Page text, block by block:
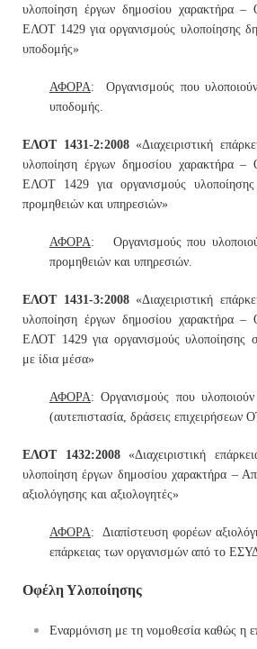
υλοποίηση έργων δημοσίου χαρακτήρα –
ΕΛΟΤ 1429 για οργανισμούς υλοποίησης
υποδομής»
ΑΦΟΡΑ: Οργανισμούς που
υποδομής.
ΕΛΟΤ 1431-2:2008«Διαχειριστική
υλοποίηση έργων δημοσίου χαρακτήρα –
ΕΛΟΤ 1429 για οργανισμούς
προμηθειών και υπηρεσιών»
ΑΦΟΡΑ: Οργανισμούς που
προμηθειών και υπηρεσιών.
ΕΛΟΤ 1431-3:2008«Διαχειριστική
υλοποίηση έργων δημοσίου χαρακτήρα –
ΕΛΟΤ 1429 για οργανισμούς υλοποίησης
με ίδια μέσα»
ΑΦΟΡΑ: Οργανισμούς που
(αυτεπιστασία, δράσεις
ΕΛΟΤ 1432:2008«Διαχειριστική
υλοποίηση έργων δημοσίου χαρακτήρα –
αξιολόγησης και αξιολογητές»
ΑΦΟΡΑ: Διαπίστευση φορέων
επάρκειας των οργανισμών από το
Οφέλη Υλοποίησης
Εναρμόνιση με τη νομοθεσία καθώς η